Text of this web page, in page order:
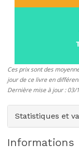
Ces prix sont des
jour de ce livre en
Dernière mise à jour : 03/
Statistiques et
Informations